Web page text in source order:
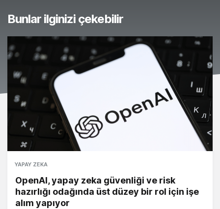
Bunlar ilginizi çekebilir
YAPAY ZEKA
OpenAI, yapay zeka güvenliği ve risk
hazırlığı odağında üst düzey bir rol için işe
alım yapıyor